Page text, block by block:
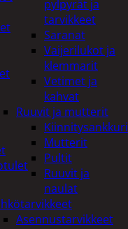
pylpyrät ja
tarvikkeet
Saranat
Vaijerilukot ja
klemmarit
Vetimet ja
kahvat
Ruuvit ja mutterit
Mutterit
Pultit
Ruuvit ja
naulat
Asennustarvikkeet